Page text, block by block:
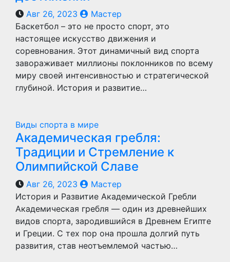
Авг 26, 2023
Мастер
Баскетбол – это не просто спорт, это
настоящее искусство движения и
соревнования. Этот динамичный вид спорта
завораживает миллионы поклонников по всему
миру своей интенсивностью и стратегической
глубиной. История и развитие…
Виды спорта в мире
Академическая гребля:
Традиции и Стремление к
Олимпийской Славе
Авг 26, 2023
Мастер
История и Развитие Академической Гребли
Академическая гребля — один из древнейших
видов спорта, зародившийся в Древнем Египте
и Греции. С тех пор она прошла долгий путь
развития, став неотъемлемой частью…